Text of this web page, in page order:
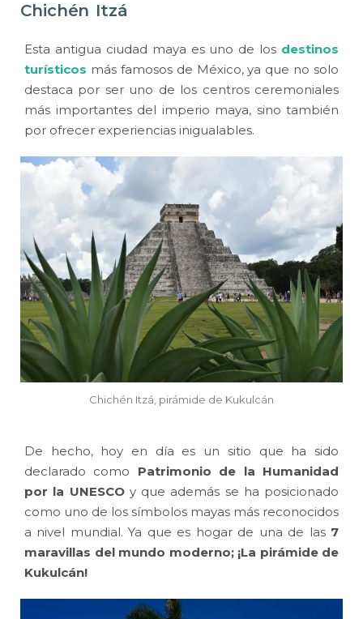
Chichén Itzá
Esta antigua ciudad maya es uno de los destinos
turísticos más famosos de México, ya que no solo
destaca por ser uno de los centros ceremoniales
más importantes del imperio maya, sino también
por ofrecer experiencias inigualables.
Chichén Itzá, pirámide de Kukulcán
De hecho, hoy en día es un sitio que ha sido
declarado como Patrimonio de la Humanidad
por la UNESCO y que además se ha posicionado
como uno de los símbolos mayas más reconocidos
a nivel mundial. Ya que es hogar de una de las 7
maravillas del mundo moderno; ¡La pirámide de
Kukulcán!